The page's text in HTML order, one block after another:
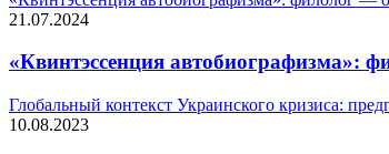
21.07.2024
«Квинтэссенция автобиографизма»:
Глобальный контекст Украинского кризиса:
10.08.2023